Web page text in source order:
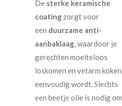
De sterke keramische
coating zorgt voor
een duurzame anti-
aanbaklaag, waardoor je
gerechten moeiteloos
loskomen en vetarm koken
eenvoudig wordt. Slechts
een beetje olie is nodig om